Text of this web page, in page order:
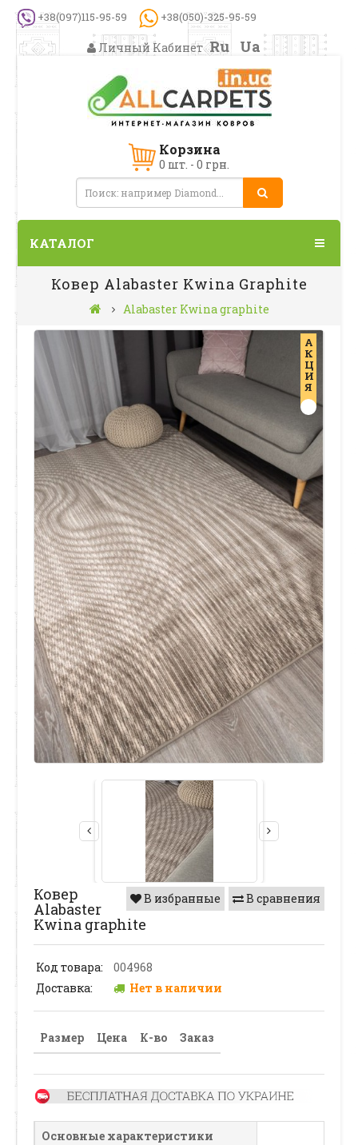
+38(097)115-95-59 +38(050)-325-95-59
Личный Кабинет Ru Ua
Корзина
0 шт. - 0 грн.
КАТАЛОГ
Ковер Alabaster Kwina Graphite
Alabaster Kwina graphite
А
К
Ц
И
Я
В сравнения
В избранные
Ковер
Alabaster
Kwina graphite
Код товара:
004968
Доставка:
Нет в наличии
Размер Цена К-во Заказ
Основные характеристики